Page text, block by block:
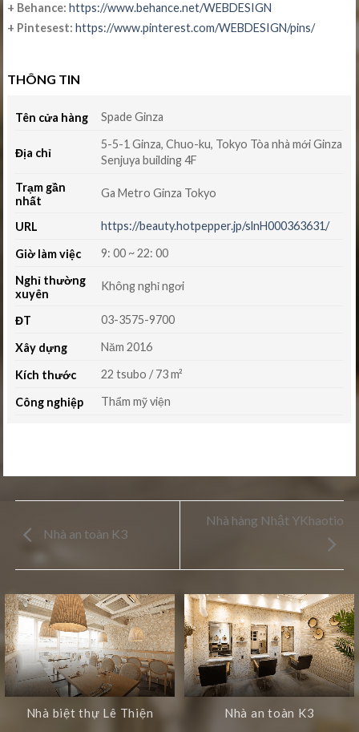
+ Behance: https://www.behance.net/WEBDESIGN
+ Pintesest: https://www.pinterest.com/WEBDESIGN/pins/
THÔNG TIN
Tên cửa hàng Spade Ginza
Địa chỉ
5-5-1 Ginza, Chuo-ku, Tokyo Tòa nhà mới Ginza
Senjuya building 4F
Trạm gần
nhất
Ga Metro Ginza Tokyo
URL https://beauty.hotpepper.jp/slnH000363631/
Giờ làm việc
9: 00 ~ 22: 00
Nghỉ thường
xuyên
Không nghỉ ngơi
ĐT 03-3575-9700
Xây dựng Năm 2016
Kích thước 22 tsubo / 73 m²
Công nghiệp Thẩm mỹ viện
Nhà an toàn K3
Nhà hàng Nhật YKhaotio
Nhà biệt thự Lê Thiện Nhà an toàn K3